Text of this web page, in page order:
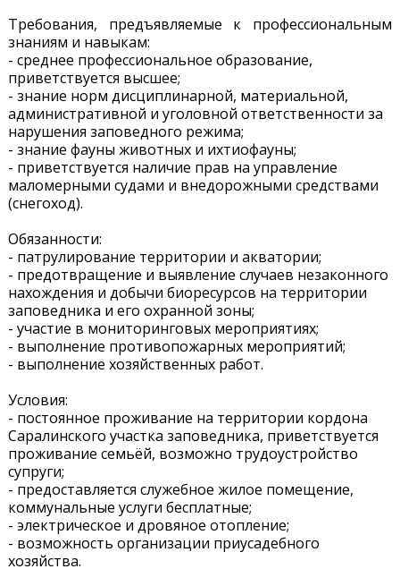
Требования, предъявляемые к профессиональным
знаниям и навыкам:
- среднее профессиональное образование,
приветствуется высшее;
- знание норм дисциплинарной, материальной,
административной и уголовной ответственности за
нарушения заповедного режима;
- знание фауны животных и ихтиофауны;
- приветствуется наличие прав на управление
маломерными судами и внедорожными средствами
(снегоход).
Обязанности:
- патрулирование территории и акватории;
- предотвращение и выявление случаев незаконного
нахождения и добычи биоресурсов на территории
заповедника и его охранной зоны;
- участие в мониторинговых мероприятиях;
- выполнение противопожарных мероприятий;
- выполнение хозяйственных работ.
Условия:
- постоянное проживание на территории кордона
Саралинского участка заповедника, приветствуется
проживание семьёй, возможно трудоустройство
супруги;
- предоставляется служебное жилое помещение,
коммунальные услуги бесплатные;
- электрическое и дровяное отопление;
- возможность организации приусадебного
хозяйства.